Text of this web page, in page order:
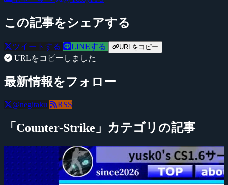
この記事をシェアする
ツイートする LINEする URLをコピー
URLをコピーしました
最新情報をフォロー
@negitaku RSS
「Counter-Strike」カテゴリの記事